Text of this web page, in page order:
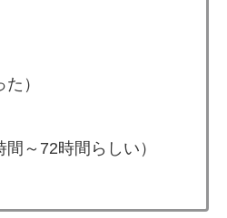
）
～72時間らしい）